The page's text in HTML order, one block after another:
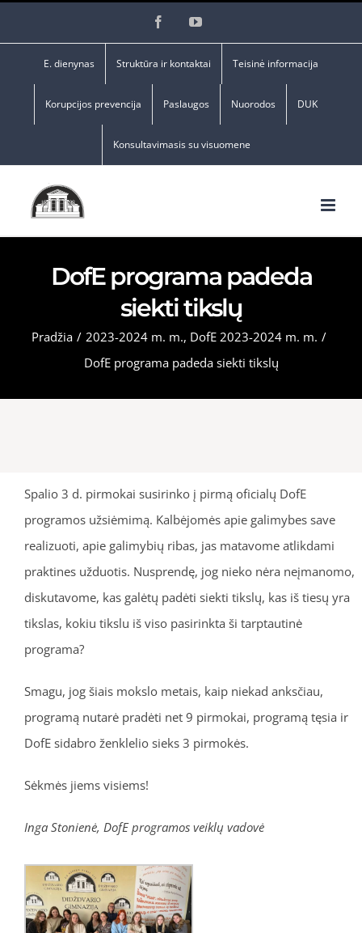
FacebookYouTube
E. dienynas Struktūra ir kontaktai Teisinė informacija
Korupcijos prevencija Paslaugos Nuorodos DUK
Konsultavimasis su visuomene
DofE programa padeda
siekti tikslų
Pradžia / 2023-2024 m. m., DofE 2023-2024 m. m. /
DofE programa padeda siekti tikslų
Spalio 3 d. pirmokai susirinko į pirmą oficialų DofE
programos užsiėmimą. Kalbėjomės apie galimybes save
realizuoti, apie galimybių ribas, jas matavome atlikdami
praktines užduotis. Nusprendę, jog nieko nėra neįmanomo,
diskutavome, kas galėtų padėti siekti tikslų, kas iš tiesų yra
tikslas, kokiu tikslu iš viso pasirinkta ši tarptautinė
programa?
Smagu, jog šiais mokslo metais, kaip niekad anksčiau,
programą nutarė pradėti net 9 pirmokai, programą tęsia ir
DofE sidabro ženklelio sieks 3 pirmokės.
Sėkmės jiems visiems!
Inga Stonienė, DofE programos veiklų vadovė